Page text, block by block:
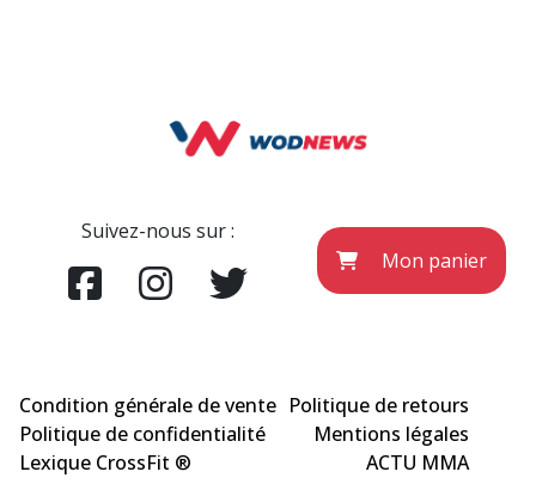
Suivez-nous sur :
Mon panier
Condition générale de vente Politique de retours
Politique de confidentialité
Mentions légales
Lexique CrossFit ®
ACTU MMA